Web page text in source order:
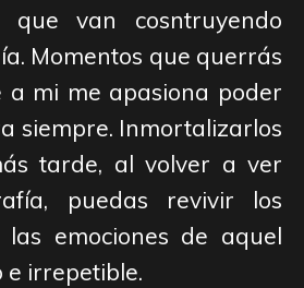
que van cosntruyendo
Momentos que querrás
a mi me apasiona poder
siempre. Inmortalizarlos
tarde, al volver a ver
puedas revivir los
las emociones de aquel
e irrepetible.